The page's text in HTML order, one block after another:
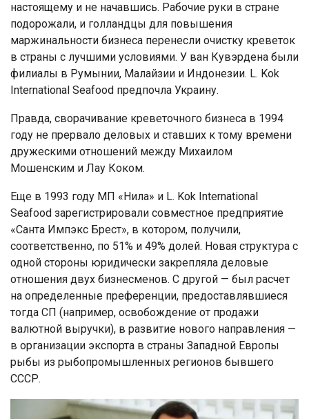
настоящему и не начавшись. Рабочие руки в стране
подорожали, и голландцы для повышения
маржинальности бизнеса перенесли очистку креветок
в страны с лучшими условиями. У ван Кувэрдена были
филиалы в Румынии, Малайзии и Индонезии. L. Kok
International Seafood предпочла Украину.
Правда, сворачивание креветочного бизнеса в 1994
году не прервало деловых и ставших к тому времени
дружескими отношений между Михаилом
Мошенским и Лау Коком.
Еще в 1993 году МП «Нила» и L. Kok International
Seafood зарегистрировали совместное предприятие
«Санта Импэкс Брест», в котором, получили,
соответственно, по 51% и 49% долей. Новая структура с
одной стороны юридически закрепляла деловые
отношения двух бизнесменов. С другой — был расчет
на определенные преференции, предоставлявшиеся
тогда СП (например, освобождение от продажи
валютной выручки), в развитие нового направления —
в организации экспорта в страны Западной Европы
рыбы из рыбопромышленных регионов бывшего
СССР.